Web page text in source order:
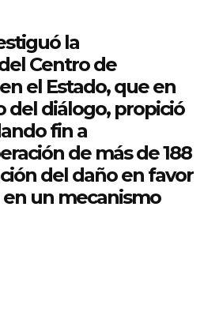
la
Centro de
el Estado, que en
del diálogo, propició
fin a
de más de 188
del daño en favor
un mecanismo